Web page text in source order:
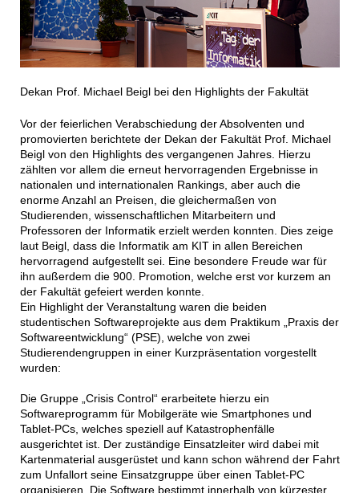
Dekan Prof. Michael Beigl bei den Highlights der Fakultät
Vor der feierlichen Verabschiedung der Absolventen und
promovierten berichtete der Dekan der Fakultät Prof. Michael
Beigl von den Highlights des vergangenen Jahres. Hierzu
zählten vor allem die erneut hervorragenden Ergebnisse in
nationalen und internationalen Rankings, aber auch die
enorme Anzahl an Preisen, die gleichermaßen von
Studierenden, wissenschaftlichen Mitarbeitern und
Professoren der Informatik erzielt werden konnten. Dies zeige
laut Beigl, dass die Informatik am KIT in allen Bereichen
hervorragend aufgestellt sei. Eine besondere Freude war für
ihn außerdem die 900. Promotion, welche erst vor kurzem an
der Fakultät gefeiert werden konnte.
Ein Highlight der Veranstaltung waren die beiden
studentischen Softwareprojekte aus dem Praktikum „Praxis der
Softwareentwicklung“ (PSE), welche von zwei
Studierendengruppen in einer Kurzpräsentation vorgestellt
wurden:
Die Gruppe „Crisis Control“ erarbeitete hierzu ein
Softwareprogramm für Mobilgeräte wie Smartphones und
Tablet-PCs, welches speziell auf Katastrophenfälle
ausgerichtet ist. Der zuständige Einsatzleiter wird dabei mit
Kartenmaterial ausgerüstet und kann schon während der Fahrt
zum Unfallort seine Einsatzgruppe über einen Tablet-PC
organisieren. Die Software bestimmt innerhalb von kürzester